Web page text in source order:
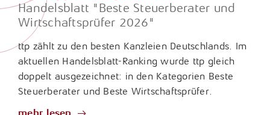
Handelsblatt "Beste Steuerberater und
Wirtschaftsprüfer 2026"
ttp zählt zu den besten Kanzleien Deutschlands. Im
aktuellen Handelsblatt-Ranking wurde ttp gleich
doppelt ausgezeichnet: in den Kategorien Beste
Steuerberater und Beste Wirtschaftsprüfer.
Bewerbung
Konzerne und Großkunden / ttp GTS
Öffentlicher Sektor
Rechtliche Vorsorge / Nachlass
Wissensdatenbank
Downloads
Links
Philosophie
Standorte
Geschichte
Jubiläum